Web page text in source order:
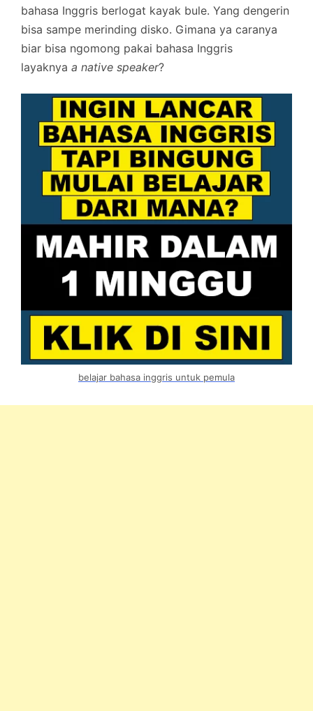
bahasa Inggris berlogat kayak bule. Yang dengerin
bisa sampe merinding disko. Gimana ya caranya
biar bisa ngomong pakai bahasa Inggris
layaknya a native speaker?
belajar bahasa inggris untuk pemula